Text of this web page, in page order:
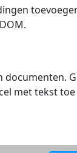
met tekst